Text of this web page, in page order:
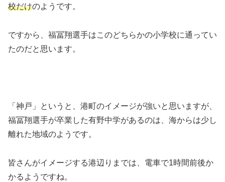
校だけのようです。
ですから、福冨翔選手はこのどちらかの小学校に通ってい
たのだと思います。
「神戸」というと、港町のイメージが強いと思いますが、
福冨翔選手が卒業した有野中学があるのは、海からは少し
離れた地域のようです。
皆さんがイメージする港辺りまでは、電車で1時間前後か
かるようですね。